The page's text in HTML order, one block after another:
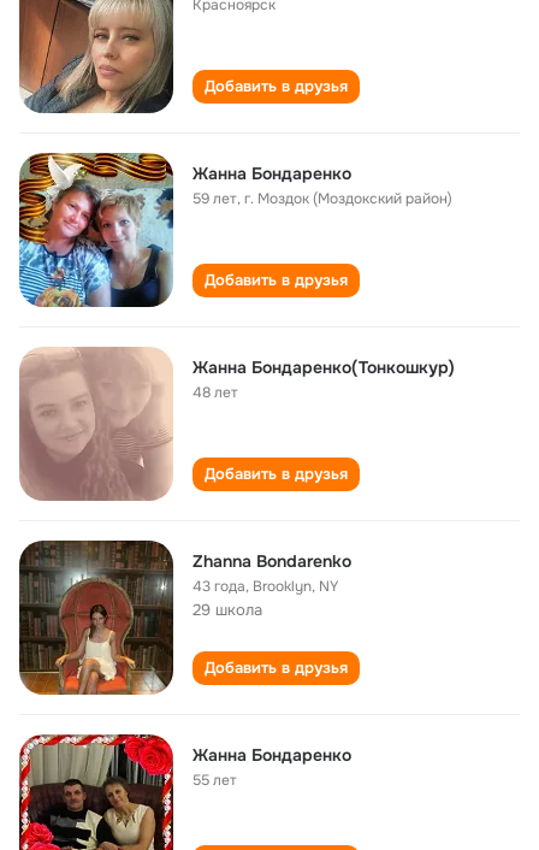
Красноярск
Добавить в друзья
Жанна Бондаренко
59 лет,г. Моздок (Моздокский район)
Добавить в друзья
Жанна Бондаренко(Тонкошкур)
48 лет
Добавить в друзья
Zhanna Bondarenko
43 года, Brooklyn, NY
29 школа
Добавить в друзья
Жанна Бондаренко
55 лет